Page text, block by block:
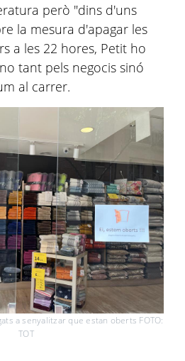
però "dins d'uns
la mesura d'apagar les
a les 22 hores, Petit ho
tant pels negocis sinó
al carrer.
a senyalitzar que estan oberts FOTO:
TOT